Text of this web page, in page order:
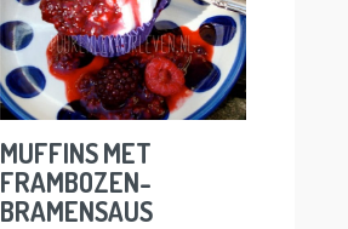
MUFFINS MET
FRAMBOZEN-
BRAMENSAUS